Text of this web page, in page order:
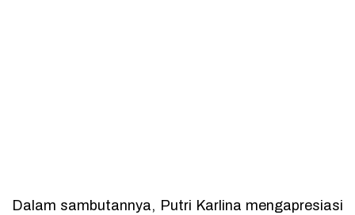
Dalam sambutannya, Putri Karlina mengapresiasi